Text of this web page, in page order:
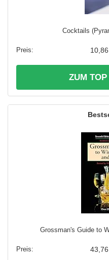
Cocktails
ZUM
Grossman's Guide to